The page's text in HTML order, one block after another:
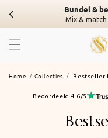
naar
inhoud
Bundel &
Mix &
Home Collecties Bestseller
Beoordeeld 4.6/5